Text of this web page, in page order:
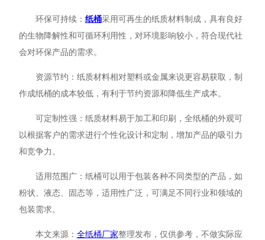
环保可持续： 纸桶采用可再生的纸质材料制成，具有良好
的生物降解性和可循环利用性，对环境影响较小，符合现代社
会对环保产品的需求。
资源节约：纸质材料相对塑料或金属来说更容易获取，制
作成纸桶的成本较低，有利于节约资源和降低生产成本。
可定制性强：纸质材料易于加工和印刷，全纸桶的外观可
以根据客户的需求进行个性化设计和定制，增加产品的吸引力
和竞争力。
适用范围广：纸桶可以用于包装各种不同类型的产品，如
粉状、液态、固态等，适用性广泛，可满足不同行业和领域的
包装需求。
本文来源： 全纸桶厂家整理发布，仅供参考，不做实际应